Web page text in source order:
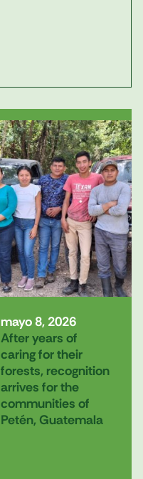
mayo 8, 2026
After years of
caring for their
forests, recognition
arrives for the
communities of
Petén, Guatemala